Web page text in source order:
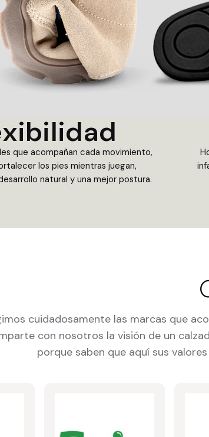
que acompañan cada movimiento,
los pies mientras juegan,
natural y una mejor postura.
cuidadosamente las marcas que
con nosotros la visión de un
porque saben que aquí sus